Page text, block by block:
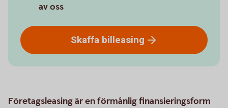
av oss
Skaffa billeasing
Företagsleasing är en förmånlig finansieringsform